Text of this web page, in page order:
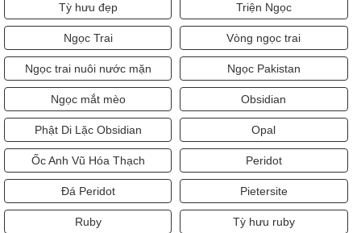
Tỳ hưu đẹp Triện Ngọc
Ngọc Trai Vòng ngọc trai
Ngọc trai nuôi nước mặn Ngọc Pakistan
Ngọc mắt mèo Obsidian
Phật Di Lặc Obsidian Opal
Ốc Anh Vũ Hóa Thạch Peridot
Đá Peridot Pietersite
Ruby Tỳ hưu ruby